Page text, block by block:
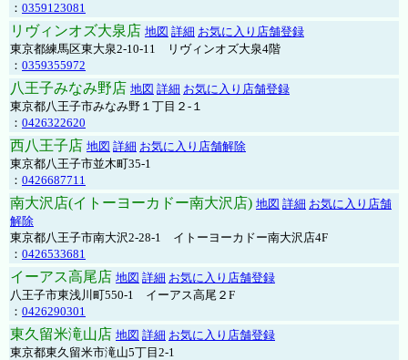
： 0359123081
リヴィンオズ大泉店 地図 詳細 お気に入り店舗登録
東京都練馬区東大泉2-10-11 リヴィンオズ大泉4階
： 0359355972
八王子みなみ野店 地図 詳細 お気に入り店舗登録
東京都八王子市みなみ野１丁目２-１
： 0426322620
西八王子店 地図 詳細 お気に入り店舗解除
東京都八王子市並木町35-1
： 0426687711
南大沢店(イトーヨーカドー南大沢店) 地図 詳細 お気に入り店舗
解除
東京都八王子市南大沢2-28-1 イトーヨーカドー南大沢店4F
： 0426533681
イーアス高尾店 地図 詳細 お気に入り店舗登録
八王子市東浅川町550-1 イーアス高尾２F
： 0426290301
東久留米滝山店 地図 詳細 お気に入り店舗登録
東京都東久留米市滝山5丁目2-1